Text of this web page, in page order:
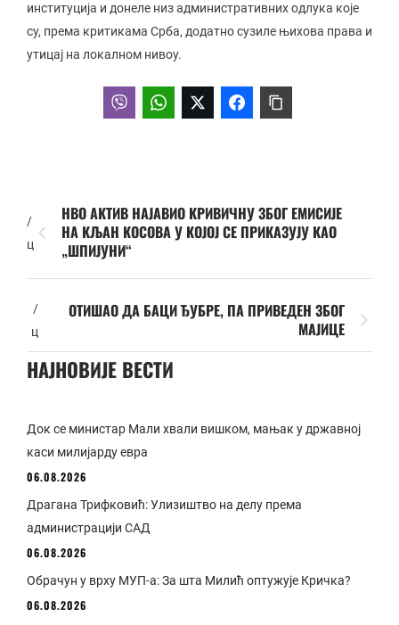
институција и донеле низ административних одлука које
су, према критикама Срба, додатно сузиле њихова права и
утицај на локалном нивоу.
/
ц
НВО АКТИВ НАЈАВИО КРИВИЧНУ ЗБОГ ЕМИСИЈЕ
НА КЉАН КОСОВА У КОЈОЈ СЕ ПРИКАЗУЈУ КАО
„ШПИЈУНИ“
/
ц
ОТИШАО ДА БАЦИ ЂУБРЕ, ПА ПРИВЕДЕН ЗБОГ
МАЈИЦЕ
НАЈНОВИЈЕ ВЕСТИ
Док се министар Мали хвали вишком, мањак у државној
каси милијарду евра
06.08.2026
Драгана Трифковић: Улизиштво на делу према
администрацији САД
06.08.2026
Обрачун у врху МУП-а: За шта Милић оптужује Кричка?
06.08.2026